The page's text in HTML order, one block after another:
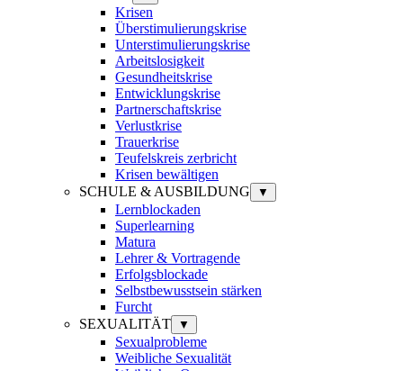
Krisen
Überstimulierungskrise
Unterstimulierungskrise
Arbeitslosigkeit
Gesundheitskrise
Entwicklungskrise
Partnerschaftskrise
Verlustkrise
Trauerkrise
Teufelskreis zerbricht
Krisen bewältigen
SCHULE & AUSBILDUNG
▼
Lernblockaden
Superlearning
Matura
Lehrer & Vortragende
Erfolgsblockade
Selbstbewusstsein stärken
Furcht
SEXUALITÄT
▼
Sexualprobleme
Weibliche Sexualität